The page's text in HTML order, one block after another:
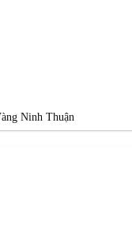
Ninh Thuận